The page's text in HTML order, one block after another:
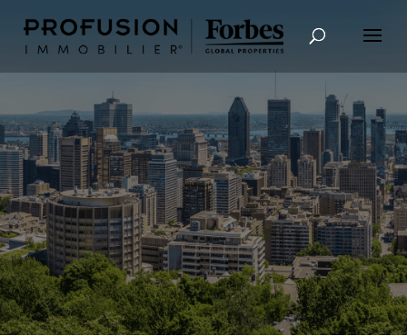
Recherche avancée